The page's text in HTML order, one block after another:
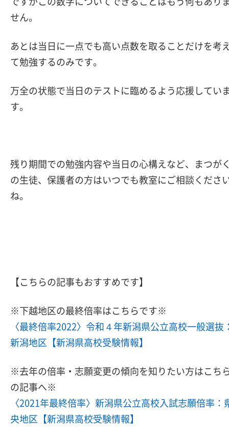
せん。
あとは当日に一点でも高い点数を取ることだけを考
て勉強するのみです。
万全の状態で当日のテストに臨めるよう応援してい
す。
残り期間での勉強内容や当日の心構えなど、まつが
の生徒、保護者の方はいつでも教室にご相談くださ
ね。
【こちらの記事もおすすめです】
※下越地区の最終倍率はこちらです※
〈最終倍率2022〉令和４年新潟県公立高校一般選抜
新潟地区【新潟県高校受験情報】
※去年の倍率・志願変更の傾向を知りたい方はこち
の記事へ※
〈2021年最終倍率〉新潟県公立高校入試志願倍率：
央地区【新潟県高校受験情報】